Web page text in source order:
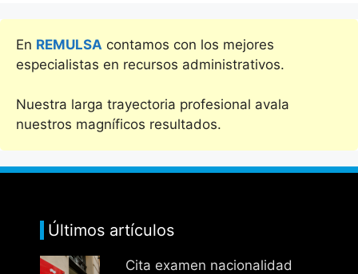
En REMULSA contamos con los mejores
especialistas en recursos administrativos.
Nuestra larga trayectoria profesional avala
nuestros magníficos resultados.
Últimos artículos
Cita examen nacionalidad